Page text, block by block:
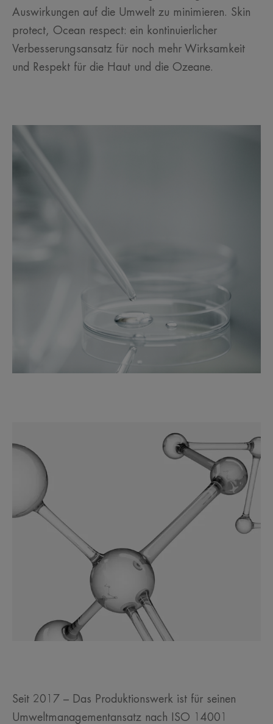
Auswirkungen auf die Umwelt zu minimieren. Skin
protect, Ocean respect: ein kontinuierlicher
Verbesserungsansatz für noch mehr Wirksamkeit
und Respekt für die Haut und die Ozeane.
Seit 2017 – Das Produktionswerk ist für seinen
Umweltmanagementansatz nach ISO 14001